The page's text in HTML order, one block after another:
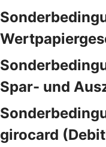
Spar- und
girocard